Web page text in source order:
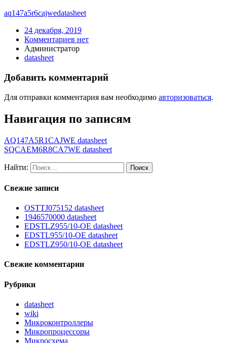
aq147a5r6cajwedatasheet
24 декабря, 2019
Комментариев нет
Администратор
datasheet
Добавить комментарий
Для отправки комментария вам необходимо авторизоваться.
Навигация по записям
AQ147A5R1CAJWE datasheet
SQCAEM6R8CA7WE datasheet
Найти:
Свежие записи
OSTTJ075152 datasheet
1946570000 datasheet
EDSTLZ955/10-OE datasheet
EDSTL955/10-OE datasheet
EDSTLZ950/10-OE datasheet
Свежие комментарии
Рубрики
datasheet
wiki
Микроконтроллеры
Микропроцессоры
Микросхема